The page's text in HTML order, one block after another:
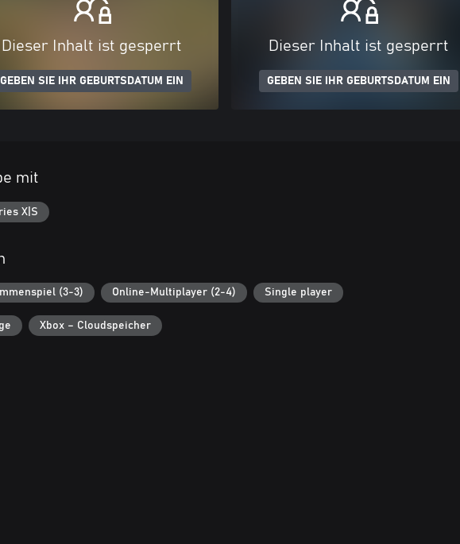
Dieser Inhalt ist gesperrt
GEBEN SIE IHR GEBURTSDATUM EIN
Dieser Inhalt ist gesperrt
GEBEN SIE IHR GEBURTSDATUM EIN
mit
X|S
(3-3) Online-Multiplayer (2-4) Single player
Xbox – Cloudspeicher